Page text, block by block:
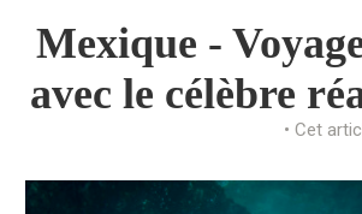
Mexique -
avec le célèbre
• Cet